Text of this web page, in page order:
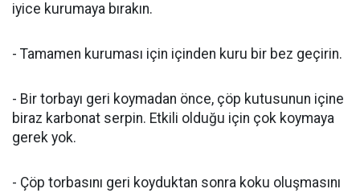
iyice kurumaya bırakın.
- Tamamen kuruması için içinden kuru bir bez geçirin.
- Bir torbayı geri koymadan önce, çöp kutusunun içine
biraz karbonat serpin. Etkili olduğu için çok koymaya
gerek yok.
- Çöp torbasını geri koyduktan sonra koku oluşmasını